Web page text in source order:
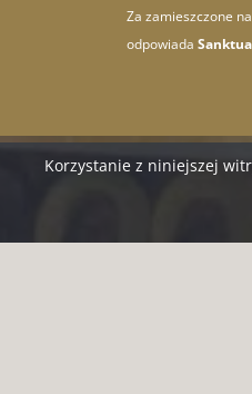
Za zamieszczone
odpowiada
Korzystanie z niniejszej